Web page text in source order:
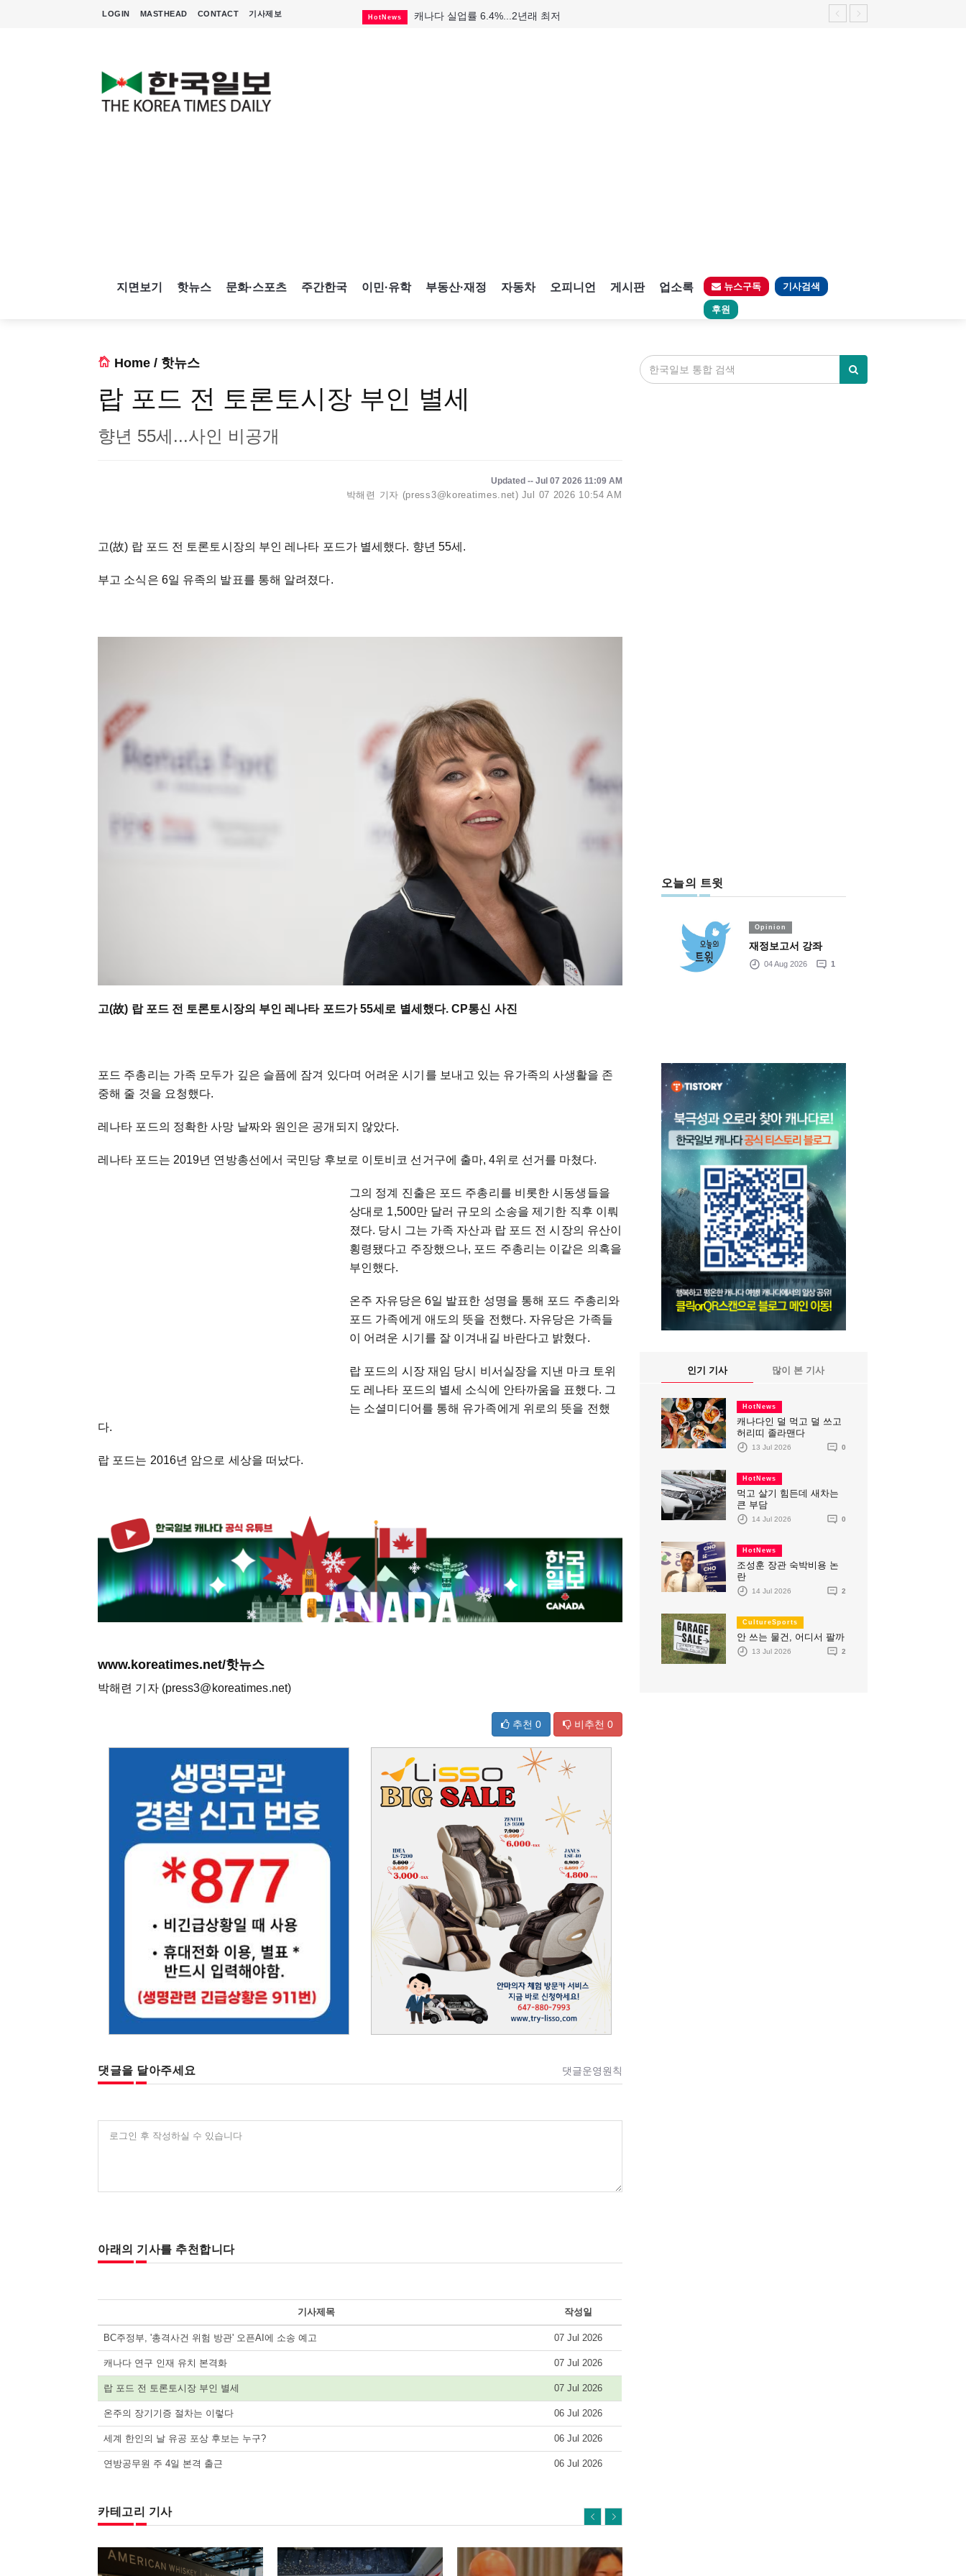
LOGIN MASTHEAD CONTACT 기사제보 HotNews 캐나다 실업률 6.4%...2년래 최저
지면보기 핫뉴스 문화·스포츠 주간한국 이민·유학 부동산·재정 자동차 오피니언 게시판 업소록 뉴스구독 기사검색
후원
Home / 핫뉴스
랍 포드 전 토론토시장 부인 별세
향년 55세...사인 비공개
Updated -- Jul 07 2026 11:09 AM
박해련 기자 (press3@koreatimes.net) Jul 07 2026 10:54 AM
고(故) 랍 포드 전 토론토시장의 부인 레나타 포드가 별세했다. 향년 55세.
부고 소식은 6일 유족의 발표를 통해 알려졌다.
고(故) 랍 포드 전 토론토시장의 부인 레나타 포드가 55세로 별세했다. CP통신 사진
포드 주총리는 가족 모두가 깊은 슬픔에 잠겨 있다며 어려운 시기를 보내고 있는 유가족의 사생활을 존
중해 줄 것을 요청했다.
레나타 포드의 정확한 사망 날짜와 원인은 공개되지 않았다.
레나타 포드는 2019년 연방총선에서 국민당 후보로 이토비코 선거구에 출마, 4위로 선거를 마쳤다.
그의 정계 진출은 포드 주총리를 비롯한 시동생들을
상대로 1,500만 달러 규모의 소송을 제기한 직후 이뤄
졌다. 당시 그는 가족 자산과 랍 포드 전 시장의 유산이
횡령됐다고 주장했으나, 포드 주총리는 이같은 의혹을
부인했다.
온주 자유당은 6일 발표한 성명을 통해 포드 주총리와
포드 가족에게 애도의 뜻을 전했다. 자유당은 가족들
이 어려운 시기를 잘 이겨내길 바란다고 밝혔다.
랍 포드의 시장 재임 당시 비서실장을 지낸 마크 토위
도 레나타 포드의 별세 소식에 안타까움을 표했다. 그
는 소셜미디어를 통해 유가족에게 위로의 뜻을 전했
다.
랍 포드는 2016년 암으로 세상을 떠났다.
www.koreatimes.net/핫뉴스
박해련 기자 (press3@koreatimes.net)
추천 0 비추천 0
댓글을 달아주세요 댓글운영원칙
로그인 후 작성하실 수 있습니다
아래의 기사를 추천합니다
기사제목 작성일
BC주정부, '총격사건 위험 방관' 오픈AI에 소송 예고 07 Jul 2026
캐나다 연구 인재 유치 본격화 07 Jul 2026
랍 포드 전 토론토시장 부인 별세 07 Jul 2026
온주의 장기기증 절차는 이렇다 06 Jul 2026
세계 한인의 날 유공 포상 후보는 누구? 06 Jul 2026
연방공무원 주 4일 본격 출근 06 Jul 2026
카테고리 기사
오늘의 트윗
Opinion
재정보고서 강좌
04 Aug 2026 1
인기 기사 많이 본 기사
HotNews
캐나다인 덜 먹고 덜 쓰고
허리띠 졸라맨다
13 Jul 2026 0
HotNews
먹고 살기 힘든데 새차는
큰 부담
14 Jul 2026 0
HotNews
조성훈 장관 숙박비용 논
란
14 Jul 2026 2
CultureSports
안 쓰는 물건, 어디서 팔까
13 Jul 2026 2